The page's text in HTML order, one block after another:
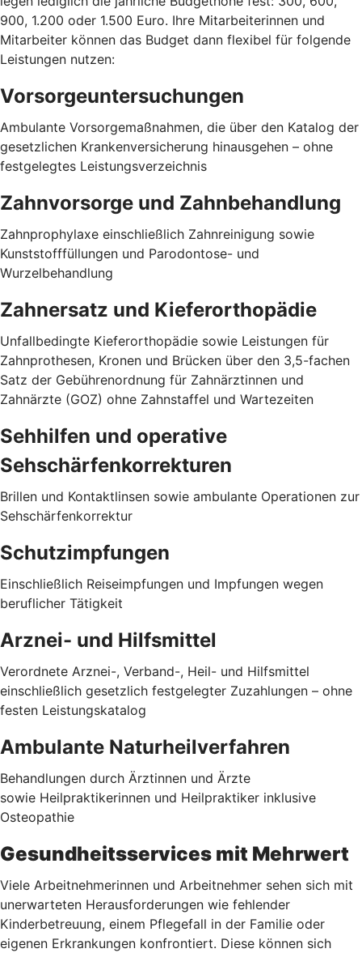
900, 1.200 oder 1.500 Euro. Ihre Mitarbeiterinnen und
Mitarbeiter können das Budget dann flexibel für folgende
Leistungen nutzen:
Vorsorgeuntersuchungen
Ambulante Vorsorgemaßnahmen, die über den Katalog der
gesetzlichen Krankenversicherung hinausgehen – ohne
festgelegtes Leistungsverzeichnis
Zahnvorsorge und Zahnbehandlung
Zahnprophylaxe einschließlich Zahnreinigung sowie
Kunststofffüllungen und Parodontose- und
Wurzelbehandlung
Zahnersatz und Kieferorthopädie
Unfallbedingte Kieferorthopädie sowie Leistungen für
Zahnprothesen, Kronen und Brücken über den 3,5-fachen
Satz der Gebührenordnung für Zahnärztinnen und
Zahnärzte (GOZ) ohne Zahnstaffel und Wartezeiten
Sehhilfen und operative
Sehschärfenkorrekturen
Brillen und Kontaktlinsen sowie ambulante Operationen zur
Sehschärfenkorrektur
Schutzimpfungen
Einschließlich Reiseimpfungen und Impfungen wegen
beruflicher Tätigkeit
Arznei- und Hilfsmittel
Verordnete Arznei-, Verband-, Heil- und Hilfsmittel
einschließlich gesetzlich festgelegter Zuzahlungen – ohne
festen Leistungskatalog
Ambulante Naturheilverfahren
Behandlungen durch Ärztinnen und Ärzte
sowie Heilpraktikerinnen und Heilpraktiker inklusive
Osteopathie
Gesundheitsservices mit Mehrwert
Viele Arbeitnehmerinnen und Arbeitnehmer sehen sich mit
unerwarteten Herausforderungen wie fehlender
Kinderbetreuung, einem Pflegefall in der Familie oder
eigenen Erkrankungen konfrontiert. Diese können sich